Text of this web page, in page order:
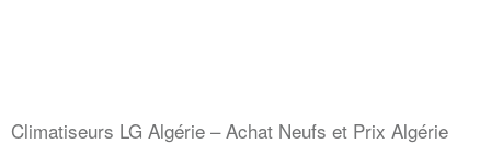
Climatiseurs LG Algérie – Achat Neufs et Prix Algérie